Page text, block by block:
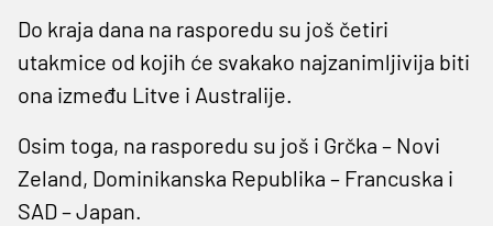
Do kraja dana na rasporedu su još četiri
utakmice od kojih će svakako najzanimljivija biti
ona između Litve i Australije.
Osim toga, na rasporedu su još i Grčka – Novi
Zeland, Dominikanska Republika – Francuska i
SAD – Japan.